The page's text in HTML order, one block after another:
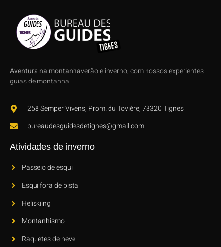
Aventura na montanhaverão e inverno, com nossos experientes
guias de montanha
258 Semper Vivens, Prom. du Tovière, 73320 Tignes
bureaudesguidesdetignes@gmail.com
Atividades de inverno
Passeio de esqui
Esqui fora de pista
Heliskiing
Montanhismo
Raquetes de neve